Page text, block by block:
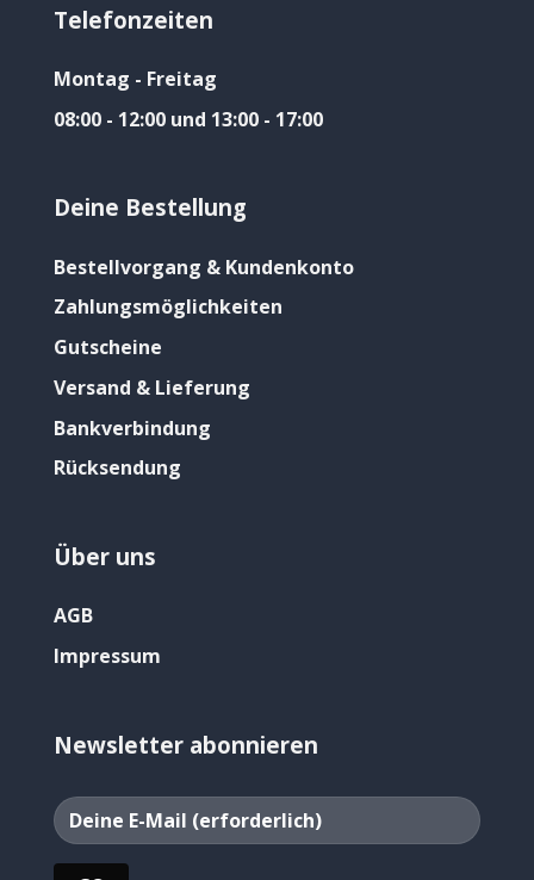
Telefonzeiten
Montag - Freitag
08:00 - 12:00 und 13:00 - 17:00
Deine Bestellung
Bestellvorgang & Kundenkonto
Zahlungsmöglichkeiten
Gutscheine
Versand & Lieferung
Bankverbindung
Rücksendung
Über uns
AGB
Impressum
Newsletter abonnieren